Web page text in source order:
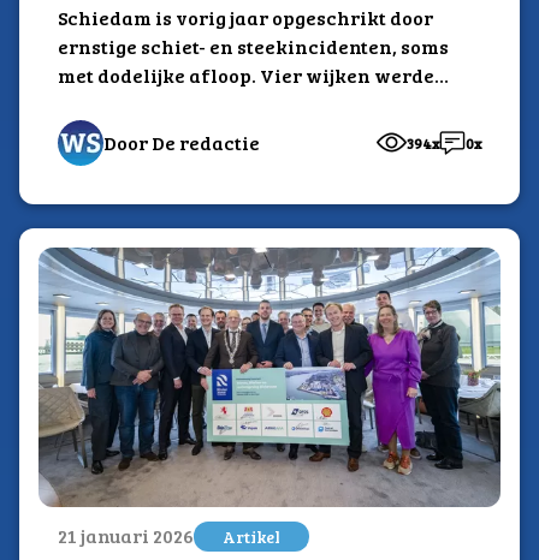
Schiedam is vorig jaar opgeschrikt door
ernstige schiet- en steekincidenten, soms
met dodelijke afloop. Vier wijken werden
In... Door De redactie 394x 0x
21 januari 2026 Artikel